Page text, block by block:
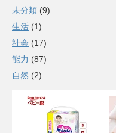
未分類 (9)
生活 (1)
社会 (17)
能力 (87)
自然 (2)